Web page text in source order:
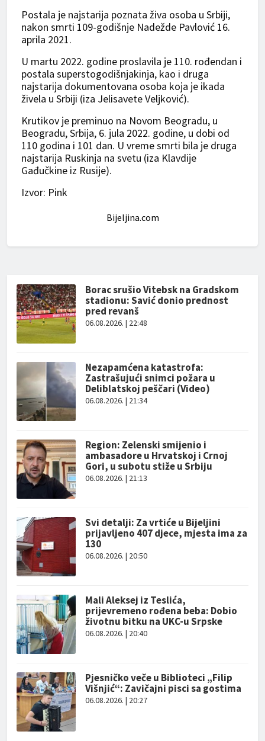
Postala je najstarija poznata živa osoba u Srbiji,
nakon smrti 109-godišnje Nadežde Pavlović 16.
aprila 2021.
U martu 2022. godine proslavila je 110. rođendan i
postala superstogodišnjakinja, kao i druga
najstarija dokumentovana osoba koja je ikada
živela u Srbiji (iza Jelisavete Veljković).
Krutikov je preminuo na Novom Beogradu, u
Beogradu, Srbija, 6. jula 2022. godine, u dobi od
110 godina i 101 dan. U vreme smrti bila je druga
najstarija Ruskinja na svetu (iza Klavdije
Gađučkine iz Rusije).
Izvor: Pink
Bijeljina.com
Borac srušio Vitebsk na Gradskom
stadionu: Savić donio prednost
pred revanš
06.08.2026. | 22:48
Nezapamćena katastrofa:
Zastrašujući snimci požara u
Deliblatskoj peščari (Video)
06.08.2026. | 21:34
Region: Zelenski smijenio i
ambasadore u Hrvatskoj i Crnoj
Gori, u subotu stiže u Srbiju
06.08.2026. | 21:13
Svi detalji: Za vrtiće u Bijeljini
prijavljeno 407 djece, mjesta ima za
130
06.08.2026. | 20:50
Mali Aleksej iz Teslića,
prijevremeno rođena beba: Dobio
životnu bitku na UKC-u Srpske
06.08.2026. | 20:40
Pjesničko veče u Biblioteci „Filip
Višnjić“: Zavičajni pisci sa gostima
06.08.2026. | 20:27